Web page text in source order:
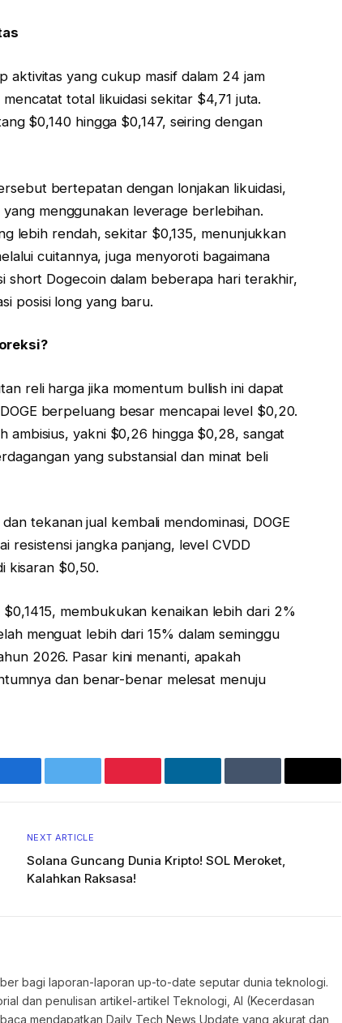
aktivitas yang cukup masif dalam 24 jam
total likuidasi sekitar $4,71 juta.
$0,140 hingga $0,147, seiring dengan
bertepatan dengan lonjakan likuidasi,
menggunakan leverage berlebihan.
lebih rendah, sekitar $0,135, menunjukkan
cuitannya, juga menyoroti bagaimana
short Dogecoin dalam beberapa hari terakhir,
posisi long yang baru.
reli harga jika momentum bullish ini dapat
berpeluang besar mencapai level $0,20.
ambisius, yakni $0,26 hingga $0,28, sangat
yang substansial dan minat beli
tekanan jual kembali mendominasi, DOGE
resistensi jangka panjang, level CVDD
kisaran $0,50.
membukukan kenaikan lebih dari 2%
menguat lebih dari 15% dalam seminggu
2026. Pasar kini menanti, apakah
dan benar-benar melesat menuju
FacebookTwitter PinterestLinkedInTumblr Email
NEXT ARTICLE
Solana Guncang Dunia Kripto! SOL Meroket,
Kalahkan Raksasa!
bagi laporan-laporan up-to-date seputar dunia teknologi.
dan penulisan artikel-artikel Teknologi, AI (Kecerdasan
mendapatkan Daily Tech News Update yang akurat dan